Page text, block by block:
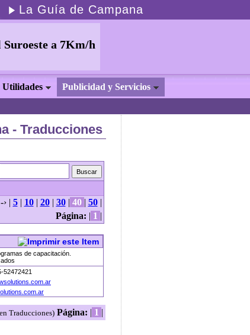
La Guía de Campana
Utilidades Publicidad y Servicios
- Traducciones
| 5| 10| 20| 30| 40 | 50|
Página: | 1 |
de capacitación.
52472421
Traducciones) Página: | 1 |